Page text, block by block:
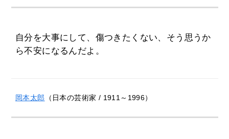
自分を大事にして、傷つきたくない、そう思うか
ら不安になるんだよ。
岡本太郎 （日本の芸術家 / 1911～1996）